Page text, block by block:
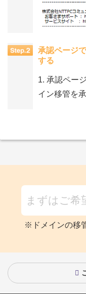
承認ページ
する
1. 承認ペー
イン移管を
※ドメインの移